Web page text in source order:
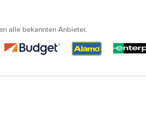
alle bekannten Anbieter.